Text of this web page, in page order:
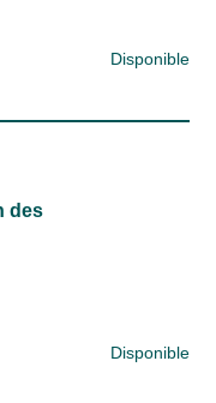
Disponible
des
Disponible